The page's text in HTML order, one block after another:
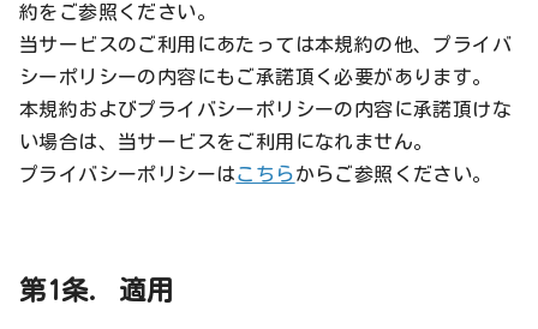
約をご参照ください。
当サービスのご利用にあたっては本規約の他、プライバ
シーポリシーの内容にもご承諾頂く必要があります。
本規約およびプライバシーポリシーの内容に承諾頂けな
い場合は、当サービスをご利用になれません。
プライバシーポリシーはこちらからご参照ください。
第1条. 適用